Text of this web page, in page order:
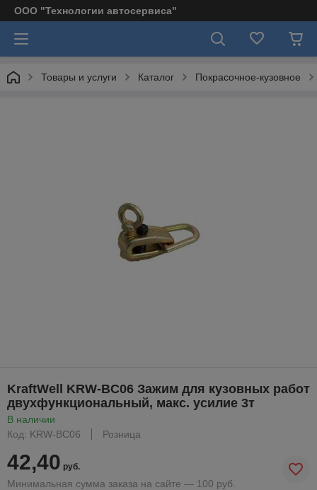
ООО "Технологии автосервиса"
Товары и услуги Каталог Покрасочное-кузовное
KraftWell KRW-BC06 Зажим для кузовных работ
двухфункциональный, макс. усилие 3т
В наличии
Код: KRW-BC06
Розница
42,40 руб.
Минимальная сумма заказа на сайте — 100 руб.